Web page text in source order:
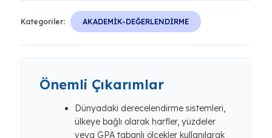
Kategoriler: AKADEMİK-DEĞERLENDİRME
Önemli Çıkarımlar
Dünyadaki derecelendirme sistemleri,
ülkeye bağlı olarak harfler, yüzdeler
veya GPA tabanlı ölçekler kullanılarak